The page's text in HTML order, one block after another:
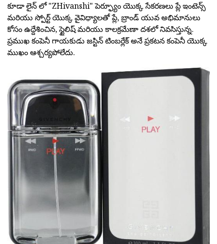
కూడా లైన్ లో "ZHivanshi" పెర్ఫ్యూం యొక్క సేకరణలు ప్లే ఇంటెన్స్
మరియు స్పోర్ట్ యొక్క వైవిధ్యాలతో ప్లే, బ్రాండ్ యువ అభిమానులు
కోసం ఉద్దేశించిన, స్టైలిష్ మరియు కాలక్రమేణా దశలో నివసిస్తున్న.
ప్రముఖ కంపెనీ గాయకుడు జస్టిన్ టింబర్లేక్ అనే ప్రకటన కంపెనీ యొక్క
ముఖం ఆశ్చర్యపోలేదు.